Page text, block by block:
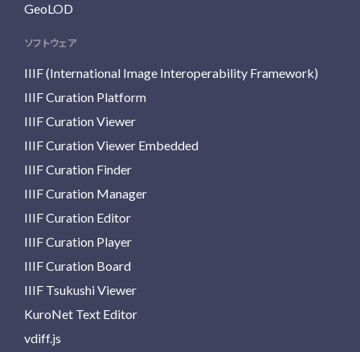
GeoLOD
ソフトウェア
IIIF (International Image Interoperability Framework)
IIIF Curation Platform
IIIF Curation Viewer
IIIF Curation Viewer Embedded
IIIF Curation Finder
IIIF Curation Manager
IIIF Curation Editor
IIIF Curation Player
IIIF Curation Board
IIIF Tsukushi Viewer
KuroNet Text Editor
vdiff.js